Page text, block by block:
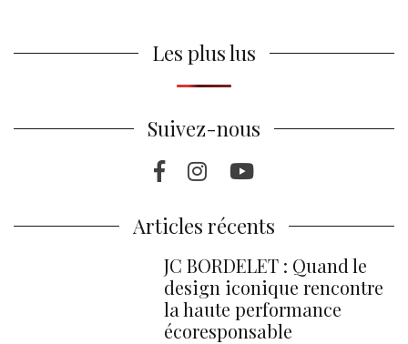
Les plus lus
Suivez-nous
Facebook
Instragram
Youtube
Articles récents
JC BORDELET : Quand le
design iconique rencontre
la haute performance
écoresponsable